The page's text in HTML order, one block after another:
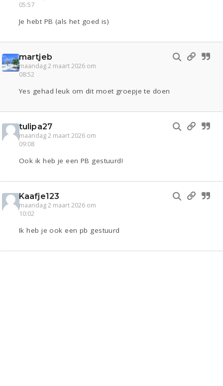
05:57
Je hebt PB (als het goed is)
martjeb
maandag 2 maart 2026 om
08:52
Yes gehad leuk om dit moet groepje te doen
tulipa27
maandag 2 maart 2026 om
09:08
Ook ik heb je een PB gestuurd!
Kaafje123
maandag 2 maart 2026 om
10:02
Ik heb je ook een pb gestuurd